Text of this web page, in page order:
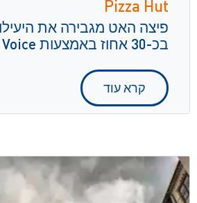
Pizza Hut
פיצה האט מגבירה את
בכ-30 אחוז באמצעות ZetesMedea Voice
קרא עוד